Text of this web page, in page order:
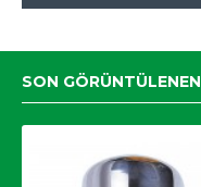
SON GÖRÜNTÜLENEN